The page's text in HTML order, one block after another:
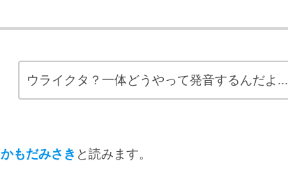
ウライクタ？一体どうやって発音するんだよ...
かもだみさき と読みます。